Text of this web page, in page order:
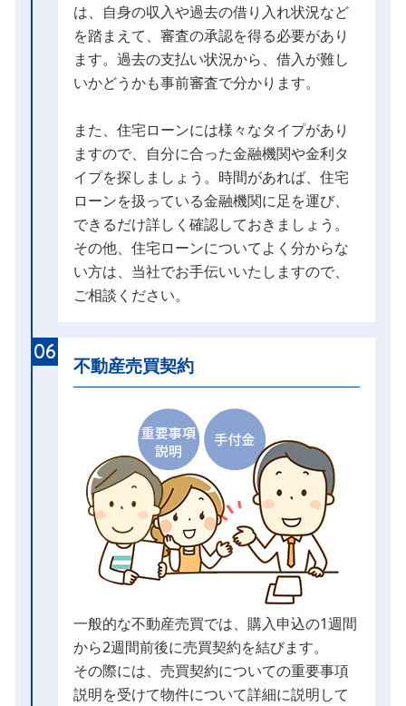
は、自身の収入や過去の借り入れ状況など
を踏まえて、審査の承認を得る必要があり
ます。過去の支払い状況から、借入が難し
いかどうかも事前審査で分かります。
また、住宅ローンには様々なタイプがあり
ますので、自分に合った金融機関や金利タ
イプを探しましょう。時間があれば、住宅
ローンを扱っている金融機関に足を運び、
できるだけ詳しく確認しておきましょう。
その他、住宅ローンについてよく分からな
い方は、当社でお手伝いいたしますので、
ご相談ください。
06
不動産売買契約
一般的な不動産売買では、購入申込の1週間
から2週間前後に売買契約を結びます。
その際には、売買契約についての重要事項
説明を受けて物件について詳細に説明して